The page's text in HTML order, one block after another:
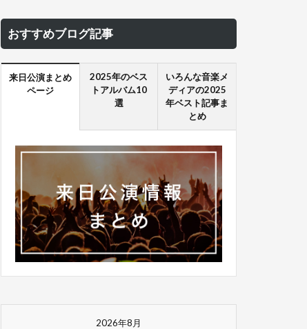
おすすめブログ記事
来日公演まとめ
ページ
2025年のベス
トアルバム10
選
いろんな音楽メ
ディアの2025
年ベスト記事ま
とめ
2026年8月